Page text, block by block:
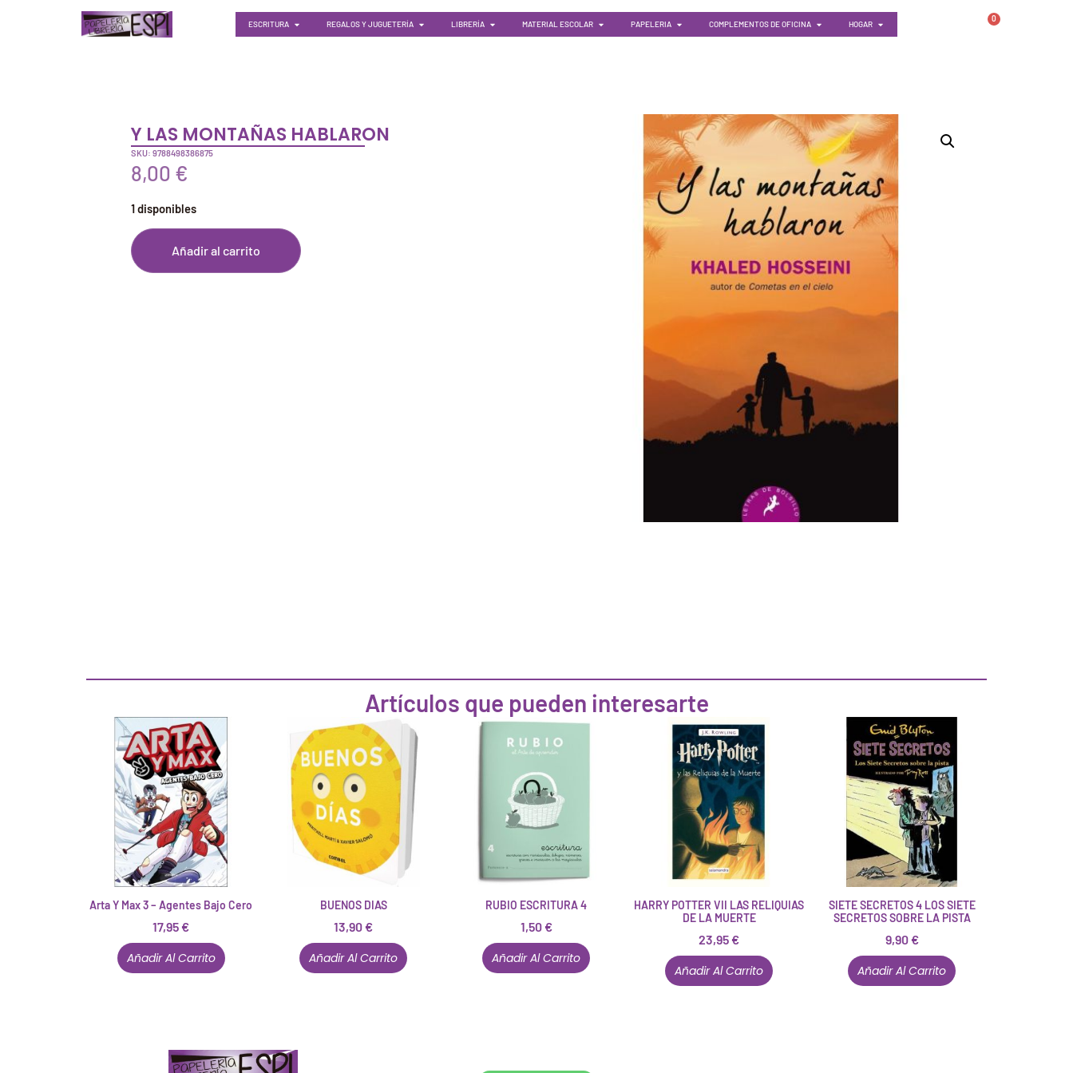
ESCRITURA REGALOS Y JUGUETERÍA LIBRERÍA MATERIAL ESCOLAR PAPELERIA COMPLEMENTOS DE OFICINA HOGAR
0
Y LAS MONTAÑAS HABLARON
SKU: 9788498386875
8,00 €
1 disponibles
Añadir al carrito
Artículos que pueden interesarte
Arta Y Max 3 – Agentes Bajo Cero
17,95 €
Añadir Al Carrito
BUENOS DIAS
13,90 €
Añadir Al Carrito
RUBIO ESCRITURA 4
1,50 €
Añadir Al Carrito
HARRY POTTER VII LAS RELIQUIAS
DE LA MUERTE
23,95 €
Añadir Al Carrito
SIETE SECRETOS 4 LOS SIETE
SECRETOS SOBRE LA PISTA
9,90 €
Añadir Al Carrito